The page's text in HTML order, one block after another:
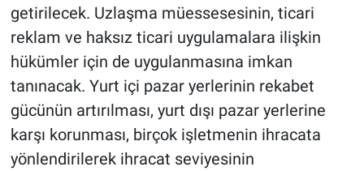
getirilecek. Uzlaşma müessesesinin, ticari
reklam ve haksız ticari uygulamalara ilişkin
hükümler için de uygulanmasına imkan
tanınacak. Yurt içi pazar yerlerinin rekabet
gücünün artırılması, yurt dışı pazar yerlerine
karşı korunması, birçok işletmenin ihracata
yönlendirilerek ihracat seviyesinin
Popüler
Programlar
Sağlık
Spor